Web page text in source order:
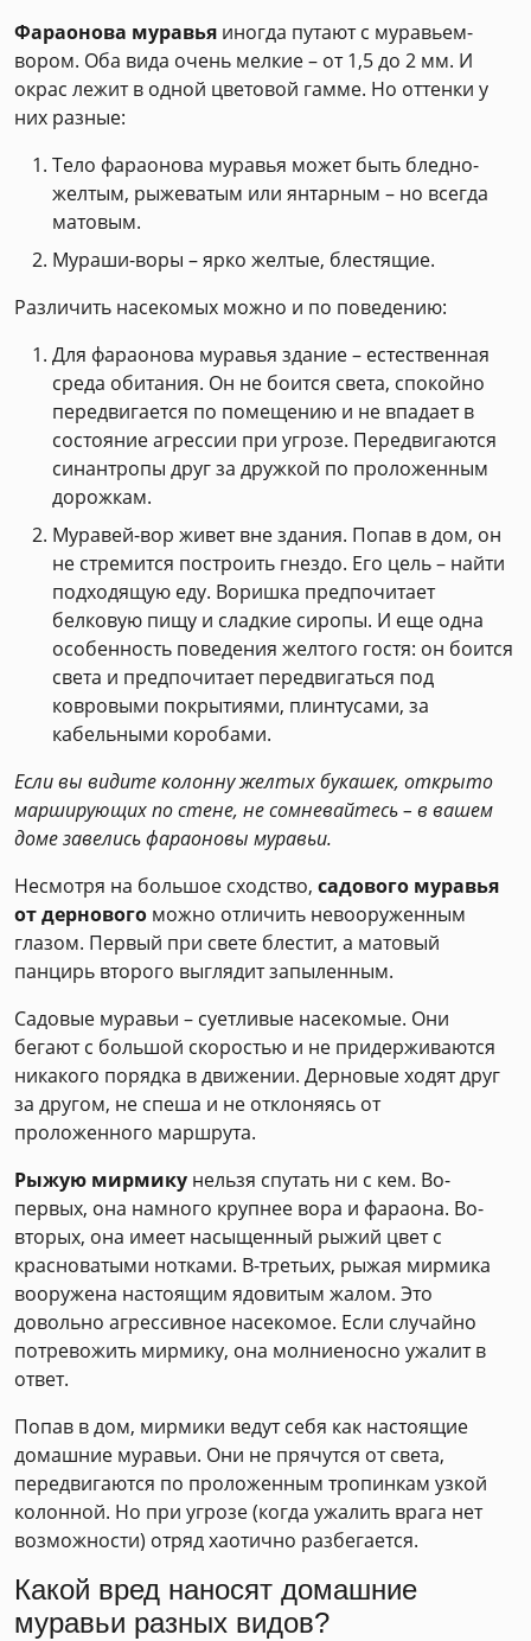
Фараонова муравья иногда путают с муравьем-
вором. Оба вида очень мелкие – от 1,5 до 2 мм. И
окрас лежит в одной цветовой гамме. Но оттенки у
них разные:
Тело фараонова муравья может быть бледно-
желтым, рыжеватым или янтарным – но всегда
матовым.
Мураши-воры – ярко желтые, блестящие.
Различить насекомых можно и по поведению:
Для фараонова муравья здание – естественная
среда обитания. Он не боится света, спокойно
передвигается по помещению и не впадает в
состояние агрессии при угрозе. Передвигаются
синантропы друг за дружкой по проложенным
дорожкам.
Муравей-вор живет вне здания. Попав в дом, он
не стремится построить гнездо. Его цель – найти
подходящую еду. Воришка предпочитает
белковую пищу и сладкие сиропы. И еще одна
особенность поведения желтого гостя: он боится
света и предпочитает передвигаться под
ковровыми покрытиями, плинтусами, за
кабельными коробами.
Если вы видите колонну желтых букашек, открыто
марширующих по стене, не сомневайтесь – в вашем
доме завелись фараоновы муравьи.
Несмотря на большое сходство, садового муравья
от дернового можно отличить невооруженным
глазом. Первый при свете блестит, а матовый
панцирь второго выглядит запыленным.
Садовые муравьи – суетливые насекомые. Они
бегают с большой скоростью и не придерживаются
никакого порядка в движении. Дерновые ходят друг
за другом, не спеша и не отклоняясь от
проложенного маршрута.
Рыжую мирмику нельзя спутать ни с кем. Во-
первых, она намного крупнее вора и фараона. Во-
вторых, она имеет насыщенный рыжий цвет с
красноватыми нотками. В-третьих, рыжая мирмика
вооружена настоящим ядовитым жалом. Это
довольно агрессивное насекомое. Если случайно
потревожить мирмику, она молниеносно ужалит в
ответ.
Попав в дом, мирмики ведут себя как настоящие
домашние муравьи. Они не прячутся от света,
передвигаются по проложенным тропинкам узкой
колонной. Но при угрозе (когда ужалить врага нет
возможности) отряд хаотично разбегается.
Какой вред наносят домашние
муравьи разных видов?